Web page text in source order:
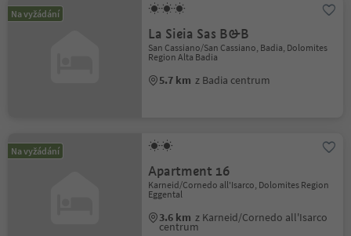
Na vyžádání
La Sieia Sas B&B
San Cassiano/San Cassiano, Badia, Dolomites
Region Alta Badia
5.7 km z Badia centrum
Na vyžádání
Apartment 16
Karneid/Cornedo all'Isarco, Dolomites Region
Eggental
3.6 km z Karneid/Cornedo all'Isarco
centrum